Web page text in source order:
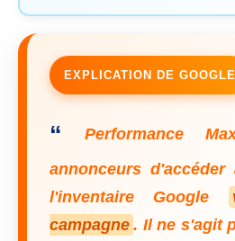
EXPLICATION DE GOOGLE
“ Performance
annonceurs
l'inventaire Google
campagne . Il ne s'agit